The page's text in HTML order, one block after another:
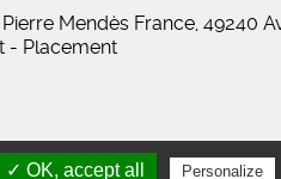
Mendès France, 49240
- Placement
✓ OK, accept all Personalize